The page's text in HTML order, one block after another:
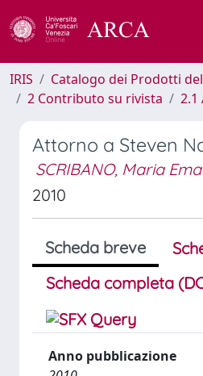
IRIS
Catalogo dei Prodotti
2 Contributo su rivista
2.1
Attorno a Steven
SCRIBANO, Maria
2010
Scheda breve
Scheda completa
Anno pubblicazione